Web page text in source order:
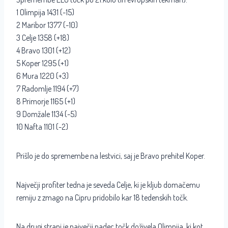
1 Olimpija 1431 (-15)
2 Maribor 1377 (-10)
3 Celje 1358 (+18)
4 Bravo 1301 (+12)
5 Koper 1295 (+1)
6 Mura 1220 (+3)
7 Radomlje 1194 (+7)
8 Primorje 1165 (+1)
9 Domžale 1134 (-5)
10 Nafta 1101 (-2)
Prišlo je do spremembe na lestvici, saj je Bravo prehitel Koper.
Največji profiter tedna je seveda Celje, ki je kljub domačemu
remiju z zmago na Cipru pridobilo kar 18 tedenskih točk.